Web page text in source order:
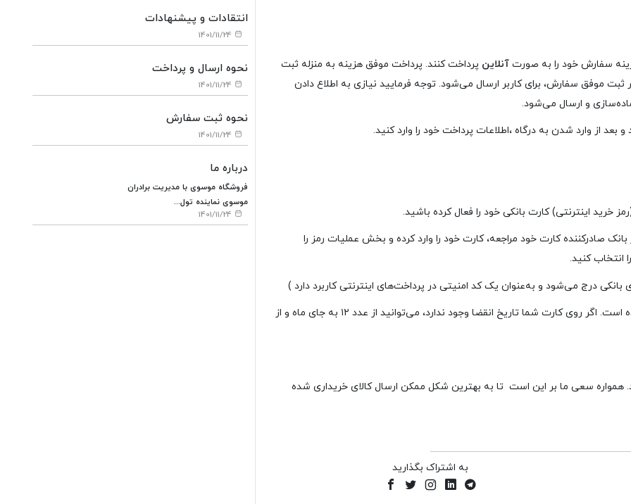
سفارش خود را به صورت آنلاین پرداخت کنند. پرداخت موفق هزینه به منزله ثبت
موفق سفارش، برای کاربر ارسال می‌شود. توجه فرمایید نیازی به اطلاع‌ دادن
و ارسال می‏‌شود.
و بعد از وارد شدن به درگاه ،اطلاعات پرداخت خود را وارد کنید.
خرید اینترنتی) کارت بانکی خود را فعال کرده باشید.
صادرکننده کارت خود مراجعه، کارت خود را وارد کرده و بخش عملیات رمز را
انتخاب کنید.
تاریخ انقضا کارت‌ بانکی روی آن حک شده است. اگر روی کارت شما تاریخ انقضا وجود ندارد، می‏‌توانید از عدد ۱۲ به جای ماه و از
همواره سعی ما بر این است تا به بهترین شکل ممکن ارسال کالای خریداری شده
به اشتراک بگذارید
انتقادات و پیشنهادات
1401/11/24
نحوه ارسال و پرداخت
1401/11/24
نحوه ثبت سفارش
1401/11/24
درباره ما
فروشگاه موسوی با مدیریت برادران
موسوی نماینده تول...
1401/11/24